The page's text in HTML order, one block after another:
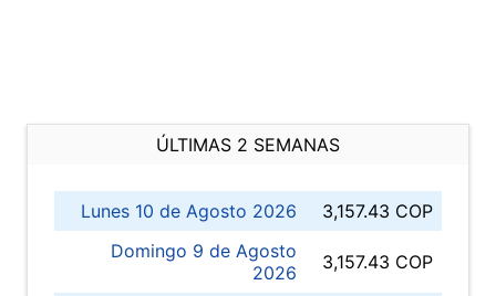
ÚLTIMAS 2 SEMANAS
Lunes 10 de Agosto 2026
3,157.43 COP
Domingo 9 de Agosto
2026
3,157.43 COP